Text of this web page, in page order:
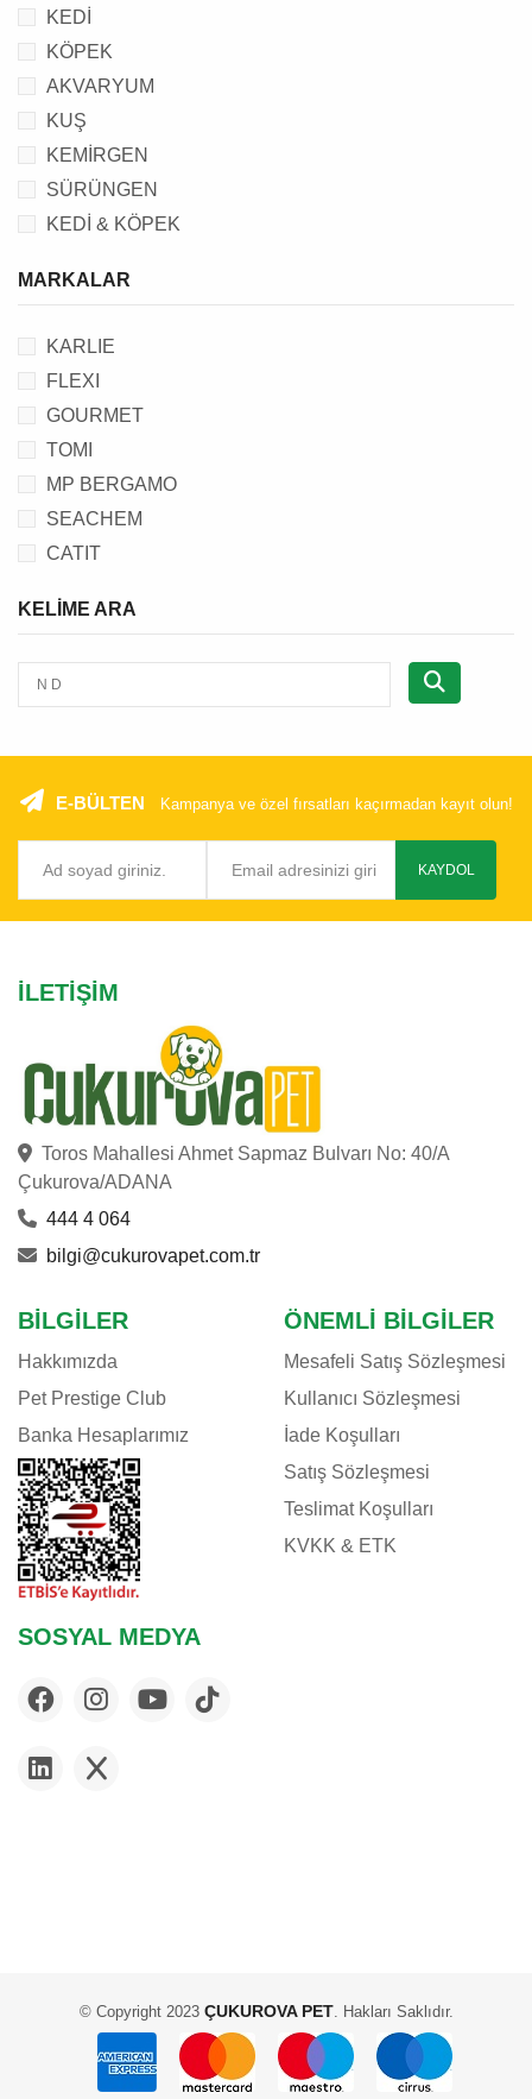
KEDİ
KÖPEK
AKVARYUM
KUŞ
KEMİRGEN
SÜRÜNGEN
KEDİ & KÖPEK
MARKALAR
KARLIE
FLEXI
GOURMET
TOMI
MP BERGAMO
SEACHEM
CATIT
FLAMINGO
PETS FAMILY
CRYSTALIN
SERA
G & B
MIAMOR
DOGIT
LIVING WORLD
ROYAL CANIN
HILL'S
CAT CHOW
FELIX
ORIJEN
VERSELE LAGA
TETRA
FERPLAST
ANIMONDA
IMAC
MARINA
EASTLAND
PET GARDEN
EXO TERRA
KELIME ARA
E-BÜLTEN Kampanya ve özel fırsatları kaçırmadan kayıt olun!
KAYDOL
İLETIŞIM
Toros Mahallesi Ahmet Sapmaz Bulvarı No: 40/A
Çukurova/ADANA
444 4 064
bilgi@cukurovapet.com.tr
BILGILER
Hakkımızda
Pet Prestige Club
Banka Hesaplarımız
ÖNEMLI BILGILER
Mesafeli Satış Sözleşmesi
Kullanıcı Sözleşmesi
İade Koşulları
Satış Sözleşmesi
Teslimat Koşulları
KVKK & ETK
SOSYAL MEDYA
© Copyright 2023ÇUKUROVA PET. Hakları Saklıdır.